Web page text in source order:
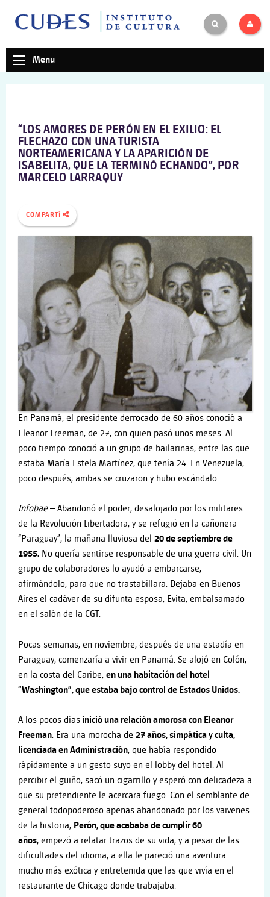
Menu
“LOS AMORES DE PERÓN EN EL EXILIO: EL
FLECHAZO CON UNA TURISTA
NORTEAMERICANA Y LA APARICIÓN DE
ISABELITA, QUE LA TERMINÓ ECHANDO”, POR
MARCELO LARRAQUY
COMPARTÍ
En Panamá, el presidente derrocado de 60 años conoció a
Eleanor Freeman, de 27, con quien pasó unos meses. Al
poco tiempo conoció a un grupo de bailarinas, entre las que
estaba María Estela Martínez, que tenía 24. En Venezuela,
poco después, ambas se cruzaron y hubo escándalo.
Infobae– Abandonó el poder, desalojado por los militares
de la Revolución Libertadora, y se refugió en la cañonera
“Paraguay”, la mañana lluviosa del 20 de septiembre de
1955. No quería sentirse responsable de una guerra civil. Un
grupo de colaboradores lo ayudó a embarcarse,
afirmándolo, para que no trastabillara. Dejaba en Buenos
Aires el cadáver de su difunta esposa, Evita, embalsamado
en el salón de la CGT.
Pocas semanas, en noviembre, después de una estadía en
Paraguay, comenzaría a vivir en Panamá. Se alojó en Colón,
en la costa del Caribe, en una habitación del hotel
“Washington”, que estaba bajo control de Estados Unidos.
A los pocos días inició una relación amorosa con Eleanor
Freeman. Era una morocha de 27 años, simpática y culta,
licenciada en Administración, que había respondido
rápidamente a un gesto suyo en el lobby del hotel. Al
percibir el guiño, sacó un cigarrillo y esperó con delicadeza a
que su pretendiente le acercara fuego. Con el semblante de
general todopoderoso apenas abandonado por los vaivenes
de la historia, Perón, que acababa de cumplir 60
años, empezó a relatar trazos de su vida, y a pesar de las
dificultades del idioma, a ella le pareció una aventura
mucho más exótica y entretenida que las que vivía en el
restaurante de Chicago donde trabajaba.